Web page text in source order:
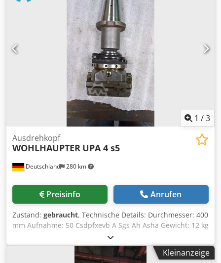
m/min Vorschubgeschwindigkeit: 1 - 5000 mm/min
Gesamtleistungsbedarf: 100 kW Maschinengewicht ca.: 57
t Raumbedarf ca.: 8,4 x 6,8 x 5,9 m mit CNC SIEMENS 840 D
volle B-Achse aerostatische Führungen Planscheibe ( 3,2 -
140 U/min. ) Winkelfräskopf 1000 Nm
Kühlmitteleinrichtung mit IKZ Chodjy Anpxepfx Ah Aoa *
1 /3
Deutschland 280 km
Ausdrehkopf
WOHLHAUPTER UPA 4 s5
Preisinfo Anrufen
Zustand: gebraucht, Technische Details: Durchmesser: 400
mm Aufnahme: 50 Csdpfxevb A Sgs Ah Asha Gewicht: 12 kg
Schlittenverstellung: 52 mm Vorschübe: 0,02 - 0,24 mm/U
Feinverstellung quer: 0,01 mm Drehzahlbereich: 0 - 600
U/min Werkzeugaufnahmeschaft: 22 mm Sehr gutKleinanzeige